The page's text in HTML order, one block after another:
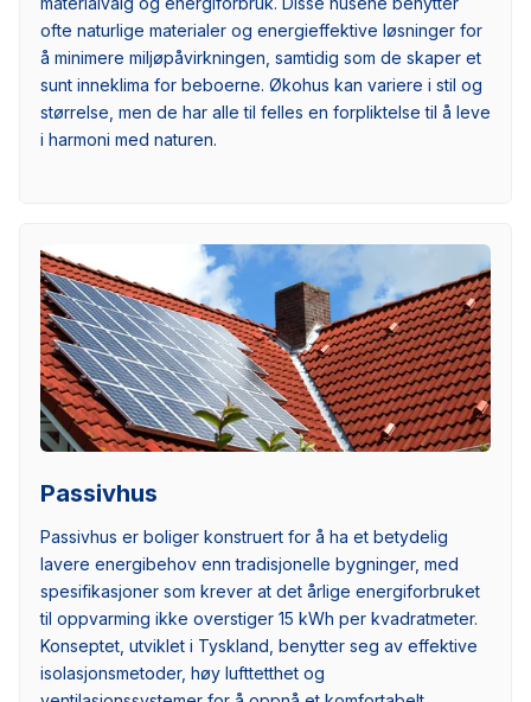
ofte naturlige materialer og energieffektive løsninger for
å minimere miljøpåvirkningen, samtidig som de skaper et
sunt inneklima for beboerne. Økohus kan variere i stil og
størrelse, men de har alle til felles en forpliktelse til å leve
i harmoni med naturen.
Passivhus
Passivhus er boliger konstruert for å ha et betydelig
lavere energibehov enn tradisjonelle bygninger, med
spesifikasjoner som krever at det årlige energiforbruket
til oppvarming ikke overstiger 15 kWh per kvadratmeter.
Konseptet, utviklet i Tyskland, benytter seg av effektive
isolasjonsmetoder, høy lufttetthet og